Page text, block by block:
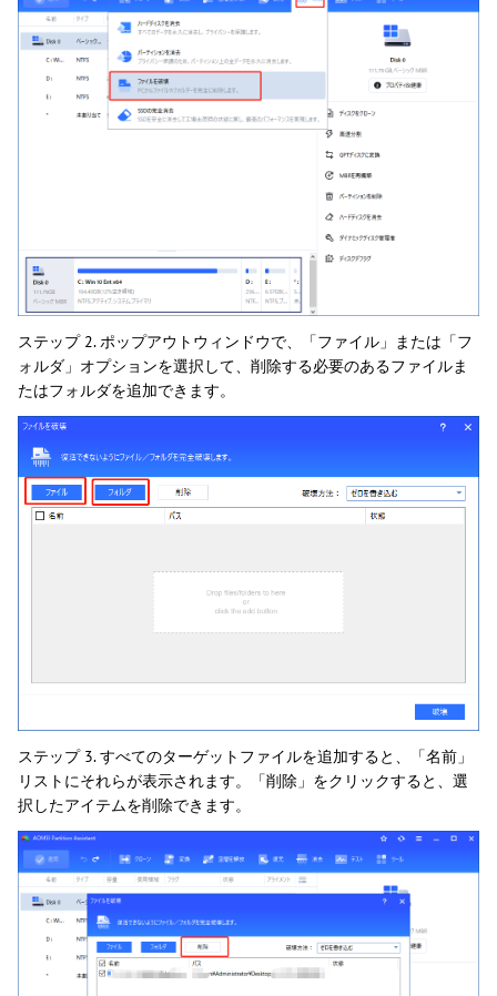
ステップ 2. ポップアウトウィンドウで、「ファイル」または「フ
ォルダ」オプションを選択して、削除する必要のあるファイルま
たはフォルダを追加できます。
ステップ 3. すべてのターゲットファイルを追加すると、「名前」
リストにそれらが表示されます。「削除」をクリックすると、選
択したアイテムを削除できます。